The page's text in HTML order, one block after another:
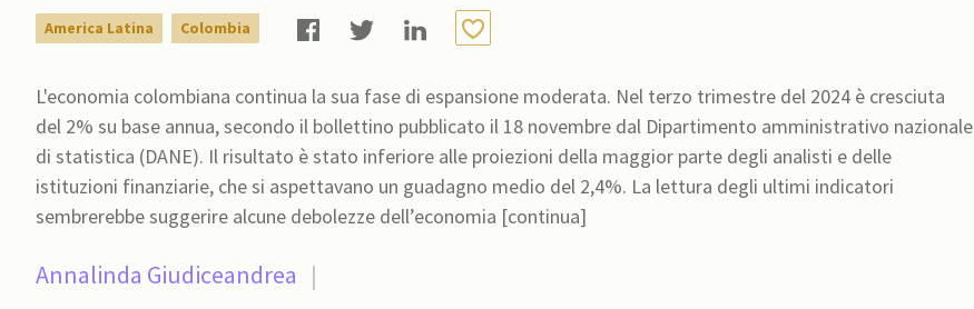
America Latina Colombia
L'economia colombiana continua la sua fase di espansione moderata. Nel terzo trimestre del 2024 è cresciuta
del 2% su base annua, secondo il bollettino pubblicato il 18 novembre dal Dipartimento amministrativo nazionale
di statistica (DANE). Il risultato è stato inferiore alle proiezioni della maggior parte degli analisti e delle
istituzioni finanziarie, che si aspettavano un guadagno medio del 2,4%. La lettura degli ultimi indicatori
sembrerebbe suggerire alcune debolezze dell’economia [continua]
Annalinda Giudiceandrea |